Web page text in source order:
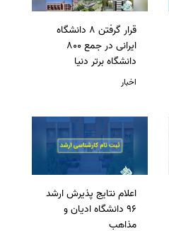
قرار گرفتن 8 دانشگاه
ایرانی در جمع 800
دانشگاه برتر دنیا
اخبار
اعلام نتایج پذیرش ارشد
96 دانشگاه ادیان و
مذاهب